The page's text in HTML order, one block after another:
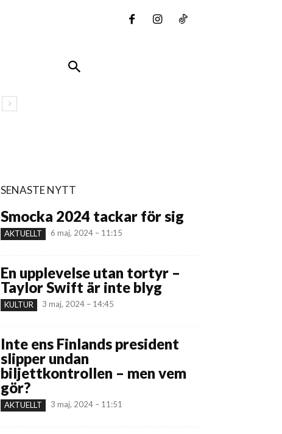
SENASTE NYTT
Smocka 2024 tackar för sig
AKTUELLT 6 maj, 2024 – 11:15
En upplevelse utan tortyr –
Taylor Swift är inte blyg
KULTUR 3 maj, 2024 – 14:45
Inte ens Finlands president
slipper undan
biljettkontrollen – men vem
gör?
AKTUELLT 3 maj, 2024 – 11:51